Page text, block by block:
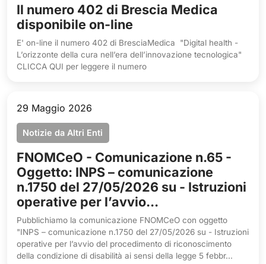
Il numero 402 di Brescia Medica
disponibile on-line
E' on-line il numero 402 di BresciaMedica "Digital health -
L’orizzonte della cura nell’era dell’innovazione tecnologica"
CLICCA QUI per leggere il numero
29 Maggio 2026
Notizie da Altri Enti
FNOMCeO - Comunicazione n.65 -
Oggetto: INPS – comunicazione
n.1750 del 27/05/2026 su - Istruzioni
operative per l’avvio...
Pubblichiamo la comunicazione FNOMCeO con oggetto
"INPS – comunicazione n.1750 del 27/05/2026 su - Istruzioni
operative per l’avvio del procedimento di riconoscimento
della condizione di disabilità ai sensi della legge 5 febbr...